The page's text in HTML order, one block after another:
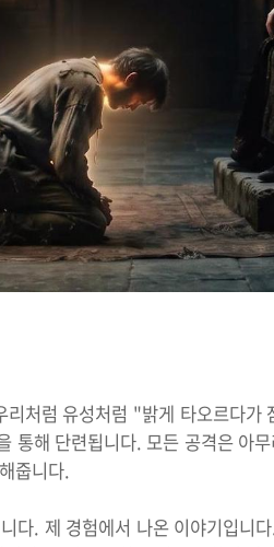
처럼 유성처럼 "밝게 타오르다
통해 단련됩니다. 모든 공격은 아
줍니다.
다. 제 경험에서 나온 이야기입니